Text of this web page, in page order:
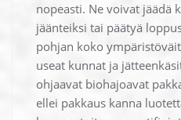
nopeasti. Ne voivat jäädä
jäänteiksi tai päätyä
pohjan koko
useat kunnat ja
ohjaavat biohajoavat
ellei pakkaus kanna